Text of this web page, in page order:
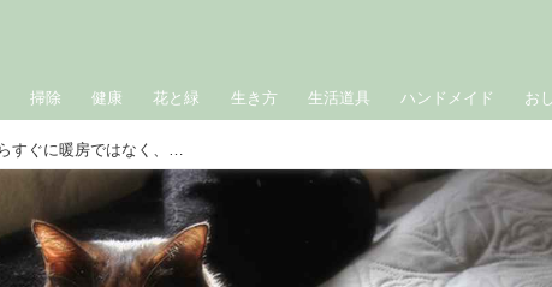
掃除 健康 花と緑 生き方 生活道具 ハンドメイド お
猫のための冬対策。寒くなってきたらすぐに暖房ではなく、自然の温もりを｜生きづらい世界で、猫が教えてくれたこと 咲セリ